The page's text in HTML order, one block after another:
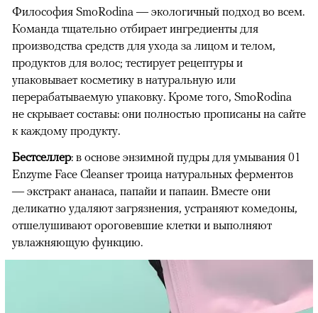
Философия SmoRodina — экологичный подход во всем.
Команда тщательно отбирает ингредиенты для
производства средств для ухода за лицом и телом,
продуктов для волос; тестирует рецептуры и
упаковывает косметику в натуральную или
перерабатываемую упаковку. Кроме того, SmoRodina
не скрывает составы: они полностью прописаны на сайте
к каждому продукту.
Бестселлер: в основе энзимной пудры для умывания 01
Enzyme Face Cleanser троица натуральных ферментов
— экстракт ананаса, папайи и папаин. Вместе они
деликатно удаляют загрязнения, устраняют комедоны,
отшелушивают ороговевшие клетки и выполняют
увлажняющую функцию.